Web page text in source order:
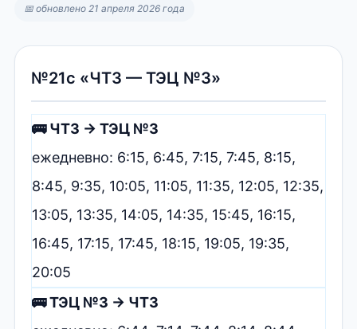
📅 обновлено 21 апреля 2026 года
№21с «ЧТЗ — ТЭЦ №3»
🚌 ЧТЗ → ТЭЦ №3
ежедневно: 6:15, 6:45, 7:15, 7:45, 8:15,
8:45, 9:35, 10:05, 11:05, 11:35, 12:05, 12:35,
13:05, 13:35, 14:05, 14:35, 15:45, 16:15,
16:45, 17:15, 17:45, 18:15, 19:05, 19:35,
20:05
🚌 ТЭЦ №3 → ЧТЗ